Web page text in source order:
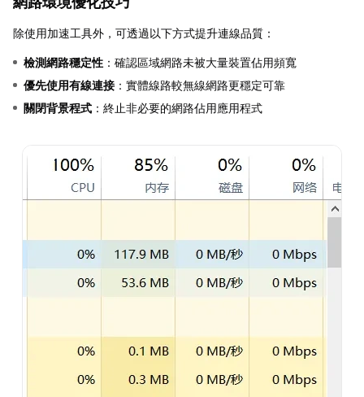
除使用加速工具外，可透過以下方式提升連線品質：
檢測網路穩定性 ：確認區域網路未被大量裝置佔用頻寬
優先使用有線連接 ：實體線路較無線網路更穩定可靠
關閉背景程式 ：終止非必要的網路佔用應用程式